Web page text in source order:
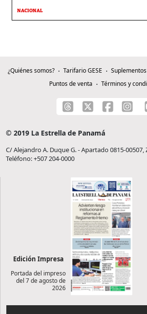
NACIONAL
¿Quiénes somos? Tarifario GESE Suplementos
Puntos de venta
Términos y
© 2019 La Estrella de Panamá
C/ Alejandro A. Duque G. - Apartado 0815-00507,
Teléfono: +507 204-0000
Edición Impresa
Portada del impreso
del 7 de agosto de
2026